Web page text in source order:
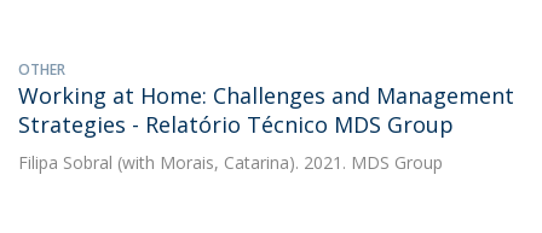
OTHER
Working at Home: Challenges and Management
Strategies - Relatório Técnico MDS Group
Filipa Sobral (with Morais, Catarina). 2021. MDS Group